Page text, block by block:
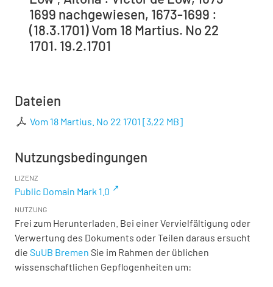
1699 nachgewiesen, 1673-1699 :
(18.3.1701) Vom 18 Martius. No 22
1701. 19.2.1701
Dateien
Vom 18 Martius. No 22 1701 [3,22 MB]
Nutzungsbedingungen
LIZENZ
Public Domain Mark 1.0
NUTZUNG
Frei zum Herunterladen. Bei einer Vervielfältigung oder
Verwertung des Dokuments oder Teilen daraus ersucht
die SuUB Bremen Sie im Rahmen der üblichen
wissenschaftlichen Gepflogenheiten um: